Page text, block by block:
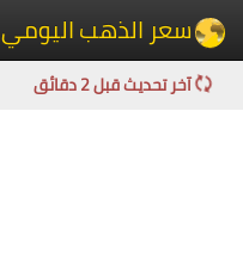
سعر الذهب اليومي
آخر تحديث قبل 2 دقائق